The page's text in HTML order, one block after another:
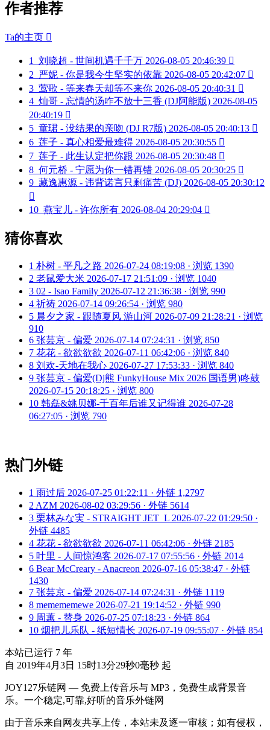
作者推荐
Ta的主页 
1 刘晓超 - 世间机遇千千万 2026-08-05 20:46:39 
2 严妮 - 你是我今生坚实的依靠 2026-08-05 20:42:07 
3 莺歌 - 等来春天却等不来你 2026-08-05 20:40:31 
4 灿哥 - 忘情的汤咋不放十三香 (DJ阿能版) 2026-08-05
20:40:19 
5 童珺 - 没结果的亲吻 (DJ R7版) 2026-08-05 20:40:13 
6 莲子 - 真心相爱最难得 2026-08-05 20:30:55 
7 莲子 - 此生认定把你跟 2026-08-05 20:30:48 
8 何元桥 - 宁愿为你一错再错 2026-08-05 20:30:25 
9 藏逸惠源 - 违背诺言只剩痛苦 (DJ) 2026-08-05 20:30:12

10 燕宝儿 - 许你所有 2026-08-04 20:29:04 
猜你喜欢
1 朴树 - 平凡之路 2026-07-24 08:19:08 · 浏览 1390
2 老鼠爱大米 2026-07-17 21:51:09 · 浏览 1040
3 02 - Isao Family 2026-07-12 21:36:38 · 浏览 990
4 祈祷 2026-07-14 09:26:54 · 浏览 980
5 晨夕之家 - 跟随夏风 游山河 2026-07-09 21:28:21 · 浏览
910
6 张芸京 - 偏爱 2026-07-14 07:24:31 · 浏览 850
7 花花 - 欲欲欲欲 2026-07-11 06:42:06 · 浏览 840
8 刘欢-天地在我心 2026-07-27 17:53:33 · 浏览 840
9 张芸京 - 偏爱(Dj熊 FunkyHouse Mix 2026 国语男)咚鼓
2026-07-15 20:18:25 · 浏览 800
10 韩磊&姚贝娜-千百年后谁又记得谁 2026-07-28
06:27:05 · 浏览 790
热门外链
1 雨过后 2026-07-25 01:22:11 · 外链 1,2797
2 AZM 2026-08-02 03:29:56 · 外链 5614
3 栗林みな実 - STRAIGHT JET_L 2026-07-22 01:29:50 ·
外链 4485
4 花花 - 欲欲欲欲 2026-07-11 06:42:06 · 外链 2185
5 叶里 - 人间惊鸿客 2026-07-17 07:55:56 · 外链 2014
6 Bear McCreary - Anacreon 2026-07-16 05:38:47 · 外链
1430
7 张芸京 - 偏爱 2026-07-14 07:24:31 · 外链 1119
8 memememewe 2026-07-21 19:14:52 · 外链 990
9 周蕙 - 替身 2026-07-25 07:18:23 · 外链 864
10 烟把儿乐队 - 纸短情长 2026-07-19 09:55:07 · 外链 854
本站已运行 7 年
自 2019年4月3日 15时13分29秒0毫秒 起
JOY127乐链网 — 免费上传音乐与 MP3，免费生成背景音
乐。一个稳定,可靠,好听的音乐外链网
由于音乐来自网友共享上传，本站未及逐一审核；如有侵权，